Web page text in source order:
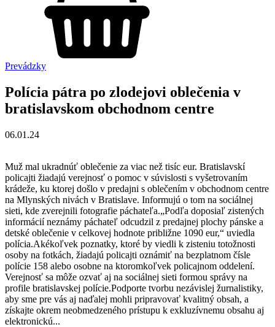
Prevádzky
Polícia pátra po zlodejovi oblečenia v
bratislavskom obchodnom centre
06.01.24
Muž mal ukradnúť oblečenie za viac než tisíc eur. Bratislavskí
policajti žiadajú verejnosť o pomoc v súvislosti s vyšetrovaním
krádeže, ku ktorej došlo v predajni s oblečením v obchodnom centre
na Mlynských nivách v Bratislave. Informujú o tom na sociálnej
sieti, kde zverejnili fotografie páchateľa.„Podľa doposiaľ zistených
informácií neznámy páchateľ odcudzil z predajnej plochy pánske a
detské oblečenie v celkovej hodnote približne 1090 eur,“ uviedla
polícia.Akékoľvek poznatky, ktoré by viedli k zisteniu totožnosti
osoby na fotkách, žiadajú policajti oznámiť na bezplatnom čísle
polície 158 alebo osobne na ktoromkoľvek policajnom oddelení.
Verejnosť sa môže ozvať aj na sociálnej sieti formou správy na
profile bratislavskej polície.Podporte tvorbu nezávislej žurnalistiky,
aby sme pre vás aj naďalej mohli pripravovať kvalitný obsah, a
získajte okrem neobmedzeného prístupu k exkluzívnemu obsahu aj
elektronickú...